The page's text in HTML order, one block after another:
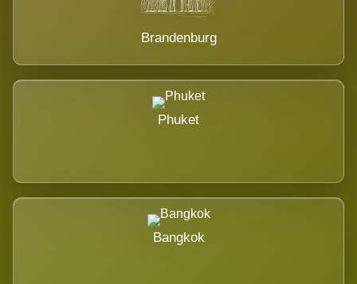
Brandenburg
Phuket
Bangkok